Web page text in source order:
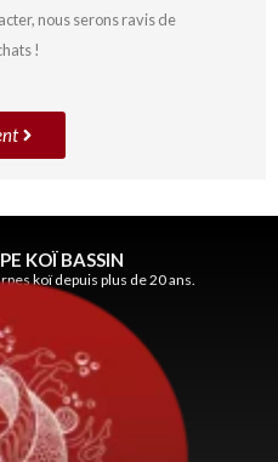
nous serons ravis de
!
KOÏ BASSIN
koï depuis plus de 20 ans.